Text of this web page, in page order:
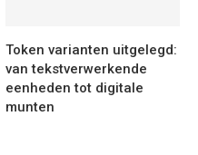
Token varianten uitgelegd:
van tekstverwerkende
eenheden tot digitale
munten